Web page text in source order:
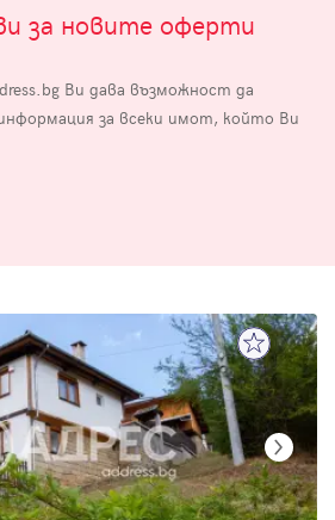
за новите оферти
Ви дава възможност да
за всеки имот, който Ви